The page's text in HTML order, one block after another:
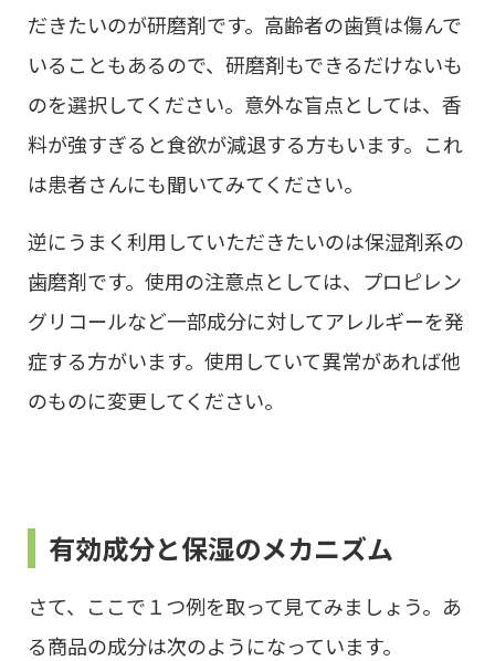
だきたいのが研磨剤です。高齢者の歯質は傷んで
いることもあるので、研磨剤もできるだけないも
のを選択してください。意外な盲点としては、香
料が強すぎると食欲が減退する方もいます。これ
は患者さんにも聞いてみてください。
逆にうまく利用していただきたいのは保湿剤系の
歯磨剤です。使用の注意点としては、プロピレン
グリコールなど一部成分に対してアレルギーを発
症する方がいます。使用していて異常があれば他
のものに変更してください。
有効成分と保湿のメカニズム
さて、ここで１つ例を取って見てみましょう。あ
る商品の成分は次のようになっています。